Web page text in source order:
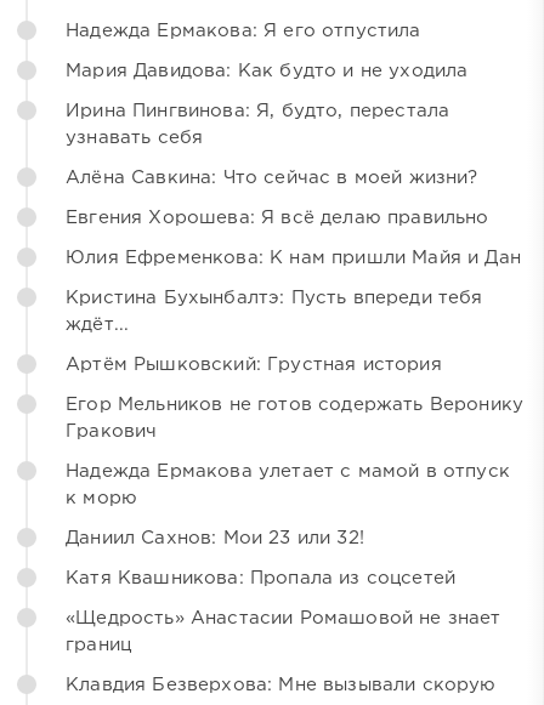
Надежда Ермакова: Я его отпустила
Мария Давидова: Как будто и не уходила
Ирина Пингвинова: Я, будто, перестала
узнавать себя
Алёна Савкина: Что сейчас в моей жизни?
Евгения Хорошева: Я всё делаю правильно
Юлия Ефременкова: К нам пришли Майя и Дан
Кристина Бухынбалтэ: Пусть впереди тебя
ждёт...
Артём Рышковский: Грустная история
Егор Мельников не готов содержать Веронику
Гракович
Надежда Ермакова улетает с мамой в отпуск
к морю
Даниил Сахнов: Мои 23 или 32!
Катя Квашникова: Пропала из соцсетей
«Щедрость» Анастасии Ромашовой не знает
границ
Клавдия Безверхова: Мне вызывали скорую